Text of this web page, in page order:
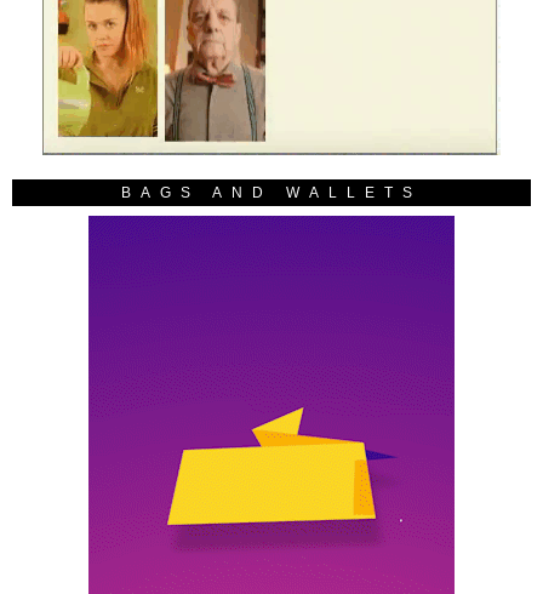
BAGS AND WALLETS